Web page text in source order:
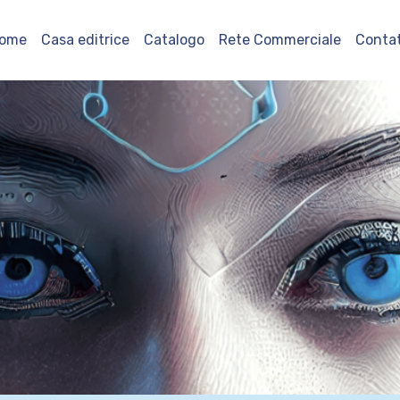
Casa editrice Catalogo Rete Commerciale